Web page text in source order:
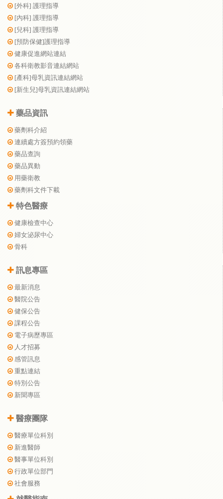
[外科] 護理指導
[內科] 護理指導
[兒科] 護理指導
[預防保健]護理指導
健康促進網站連結
各科衛教影音連結網站
[產科]母乳資訊連結網站
[新生兒]母乳資訊連結網站
藥品資訊
藥劑科介紹
連續處方簽預約領藥
藥品查詢
藥品異動
用藥衛教
藥劑科文件下載
特色醫療
健康檢查中心
婦女泌尿中心
骨科
訊息專區
最新消息
醫院公告
健保公告
課程公告
電子病歷專區
人才招募
感管訊息
重點連結
特別公告
新聞專區
醫療團隊
醫療單位科別
新進醫師
醫事單位科別
行政單位部門
社會服務